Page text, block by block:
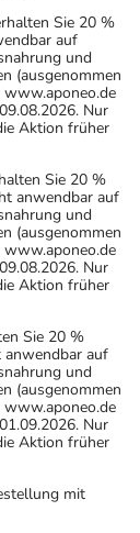
Sie 20 %
auf
und
(ausgenommen
Nur
Aktion früher
Sie 20 %
anwendbar auf
und
(ausgenommen
Nur
Aktion früher
Sie 20 %
anwendbar auf
und
(ausgenommen
Nur
Aktion früher
mit